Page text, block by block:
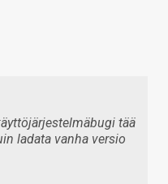
tää
ladata vanha versio